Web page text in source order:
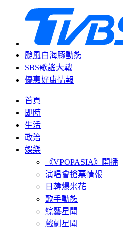
颱風白海豚動態
SBS歌謠大戰
優惠好康情報
首頁
即時
生活
政治
娛樂
《VPOPASIA》開播
演唱會搶票情報
日韓爆米花
歌手動態
綜藝星聞
戲劇星聞